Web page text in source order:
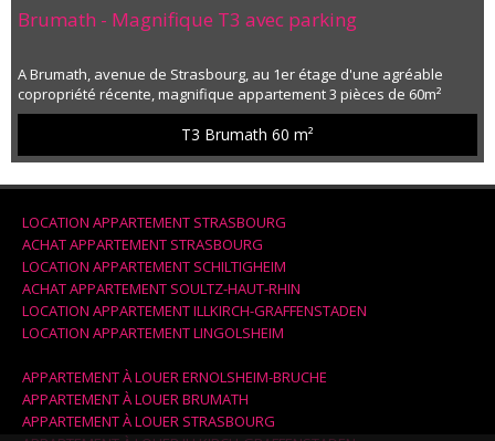
Brumath - Magnifique T3 avec parking
A Brumath, avenue de Strasbourg, au 1er étage d'une agréable
copropriété récente, magnifique appartement 3 pièces de 60m²
habitables. Cet appartement est composé d'une vaste pièce de vie
avec coin cuisine meublée et équipée, deux belles chambres, une
salle de bains avec baignoire, meuble vasque et WC. Une belle
dans l'...
T3 Brumath 60 m²
LOCATION APPARTEMENT STRASBOURG
ACHAT APPARTEMENT STRASBOURG
LOCATION APPARTEMENT SCHILTIGHEIM
ACHAT APPARTEMENT SOULTZ-HAUT-RHIN
LOCATION APPARTEMENT ILLKIRCH-GRAFFENSTADEN
LOCATION APPARTEMENT LINGOLSHEIM
APPARTEMENT À LOUER ERNOLSHEIM-BRUCHE
APPARTEMENT À LOUER BRUMATH
APPARTEMENT À LOUER STRASBOURG